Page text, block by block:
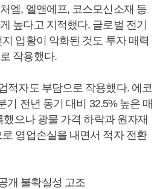
엠, 엘앤에프, 코스모신소재 등
높다고 지적했다. 글로벌 전기
업황이 악화된 것도 투자 매력
작용했다.
적자도 부담으로 작용했다. 에코
기 전년 동기 대비 32.5% 높은 매
했으나 광물 가격 하락과 원자재
영업손실을 내면서 적자 전환
개 불확실성 고조